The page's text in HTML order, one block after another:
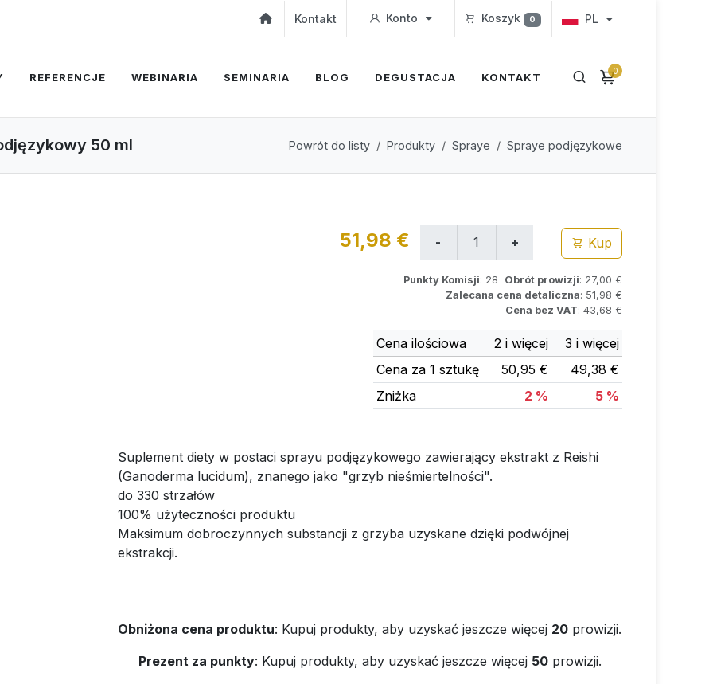
Kontakt Konto Koszyk 0 PL
0
REFERENCJE WEBINARIA SEMINARIA BLOG DEGUSTACJA KONTAKT
50 ml Powrót do listy Produkty Spraye Spraye podjęzykowe
51,98 € Kup
Punkty Komisji: 28 Obrót prowizji: 27,00 €
Zalecana cena detaliczna: 51,98 €
Cena bez VAT: 43,68 €
Cena ilościowa 2 i więcej
3 i więcej
Cena za 1 sztukę
50,95 €
49,38 €
Zniżka
2 % 5 %
Suplement diety w postaci sprayu podjęzykowego zawierający ekstrakt z Reishi
(Ganoderma lucidum), znanego jako "grzyb nieśmiertelności".
do 330 strzałów
100% użyteczności produktu
Maksimum dobroczynnych substancji z grzyba uzyskane dzięki podwójnej
ekstrakcji.
Obniżona cena produktu: Kupuj produkty, aby uzyskać jeszcze więcej 20 prowizji.
Prezent za punkty: Kupuj produkty, aby uzyskać jeszcze więcej 50prowizji.